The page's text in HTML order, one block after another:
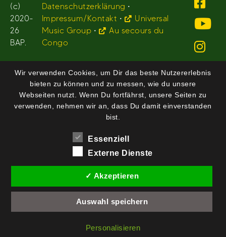
(c)
2020-
26
BAP.
Datenschutzerklärung •
Impressum/Kontakt •
Universal
Music Group •
Au secours du
Congo
Wir verwenden Cookies, um Dir das beste Nutzererlebnis
bieten zu können und zu messen, wie du unsere
Webseiten nutzt. Wenn Du fortfährst, unsere Seiten zu
verwenden, nehmen wir an, dass Du damit einverstanden
bist.
Essenziell
Externe Dienste
✓ Akzeptieren
Auswahl speichern
Personalisieren